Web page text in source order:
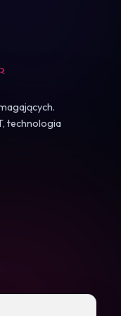
technologia